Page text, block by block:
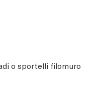
o sportelli filomuro